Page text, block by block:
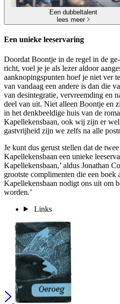
Een dubbeltalent
lees meer
Een unieke leeservaring
Doordat Boontje in de regel in de
richt, voel je je als lezer aldoor
aanknopingspunten hoef je niet ver
van vandaag een andere is dan die
van desintegratie, vervreemding en
deel van uit. Niet alleen Boontje en
in het denkbeeldige huis van de
Kapellekensbaan, ook wij zijn er
gastvrijheid zijn we zelfs na alle
Je kunt dus gerust stellen dat de
Kapellekensbaan een unieke
Kapellekensbaan,’ aldus Jonathan
grootste complimenten die een boek
Kapellekensbaan nodigt ons uit om
worden.’
Links